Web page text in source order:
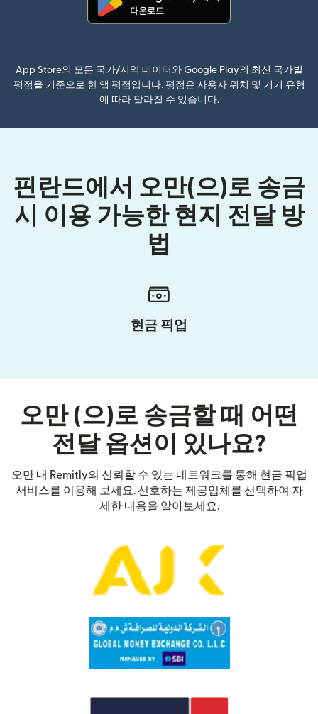
App Store의 모든 국가/지역 데이터와 Google Play의 최신 국가별
평점을 기준으로 한 앱 평점입니다. 평점은 사용자 위치 및 기기 유형
에 따라 달라질 수 있습니다.
핀란드에서 오만(으)로 송금
시 이용 가능한 현지 전달 방
법
현금 픽업
오만 (으)로 송금할 때 어떤
전달 옵션이 있나요?
오만 내 Remitly의 신뢰할 수 있는 네트워크를 통해 현금 픽업
서비스를 이용해 보세요. 선호하는 제공업체를 선택하여 자
세한 내용을 알아보세요.